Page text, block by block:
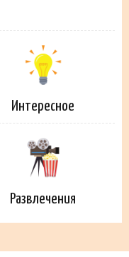
Интересное
Развлечения